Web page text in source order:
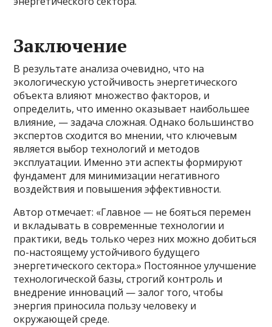
Заключение
В результате анализа очевидно, что на
экологическую устойчивость энергетического
объекта влияют множество факторов, и
определить, что именно оказывает наибольшее
влияние, — задача сложная. Однако большинство
экспертов сходится во мнении, что ключевым
является выбор технологий и методов
эксплуатации. Именно эти аспекты формируют
фундамент для минимизации негативного
воздействия и повышения эффективности.
Автор отмечает: «Главное — не бояться перемен
и вкладывать в современные технологии и
практики, ведь только через них можно добиться
по-настоящему устойчивого будущего
энергетического сектора.» Постоянное улучшение
технологической базы, строгий контроль и
внедрение инноваций — залог того, чтобы
энергия приносила пользу человеку и
окружающей среде.